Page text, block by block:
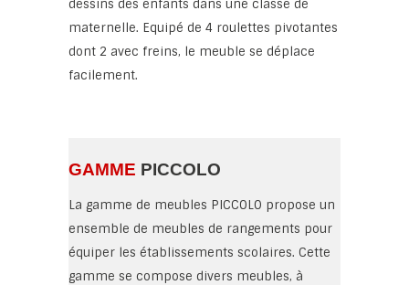
dessins des enfants dans une classe de
maternelle. Equipé de 4 roulettes pivotantes
dont 2 avec freins, le meuble se déplace
facilement.
GAMME PICCOLO
La gamme de meubles PICCOLO propose un
ensemble de meubles de rangements pour
équiper les établissements scolaires. Cette
gamme se compose divers meubles, à